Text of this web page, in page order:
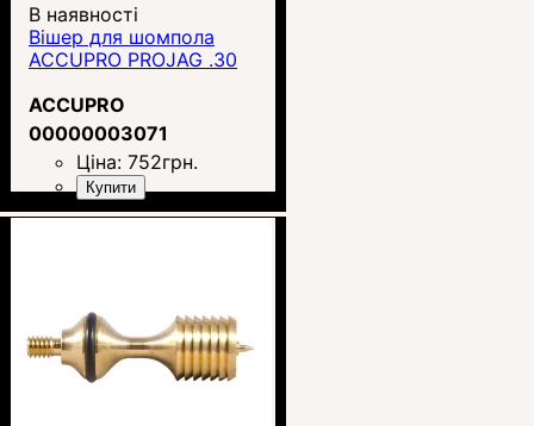
В наявності
Вішер для шомпола
ACCUPRO PROJAG .30
ACCUPRO
00000003071
Ціна: 752грн.
Купити